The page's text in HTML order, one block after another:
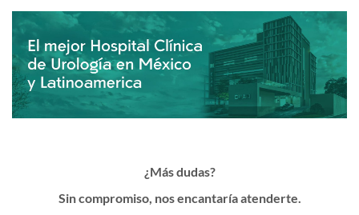
¿Más dudas?
Sin compromiso, nos encantaría atenderte.